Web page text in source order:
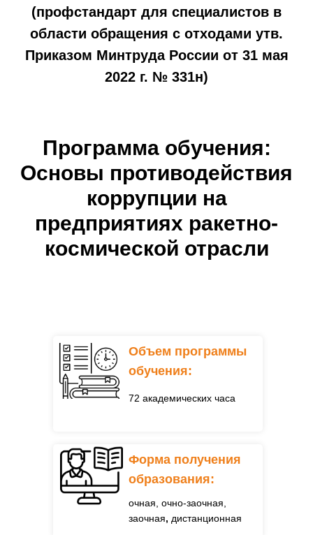
(профстандарт для специалистов в
области обращения с отходами утв.
Приказом Минтруда России от 31 мая
2022 г. № 331н)
Программа обучения:
Основы противодействия
коррупции на
предприятиях ракетно-
космической отрасли
72 академических часа
Объем программы
обучения:
очная, очно-заочная,
заочная, дистанционная
Форма получения
образования: